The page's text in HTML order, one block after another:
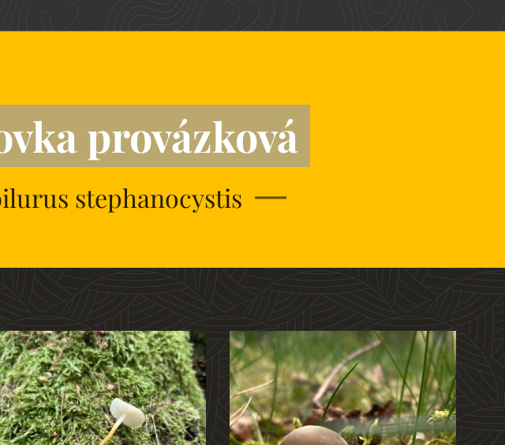
provázková
stephanocystis